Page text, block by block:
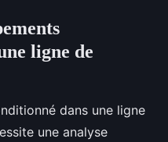
ligne de
dans une ligne
une analyse